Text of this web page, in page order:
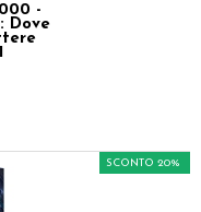
-
Dove
SCONTO 20%